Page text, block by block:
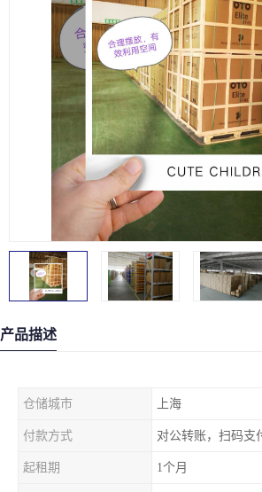
产品描述
仓储城市 上海
付款方式 对公转账，扫码支
起租期 1个月